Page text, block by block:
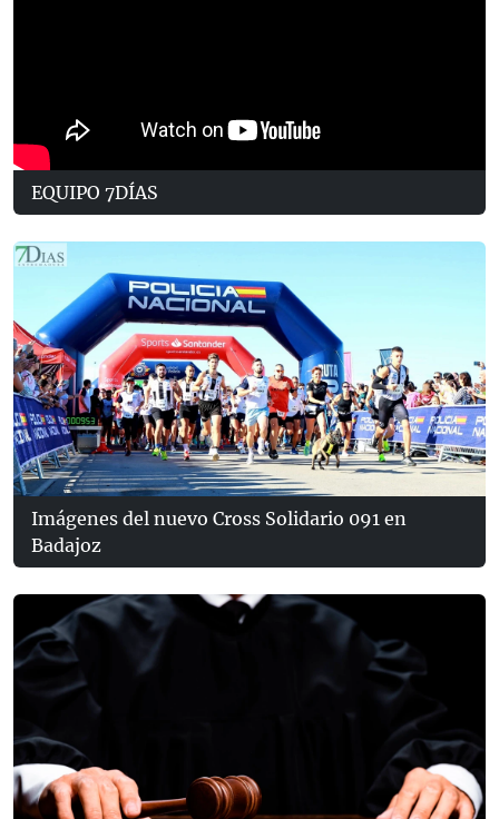
EQUIPO 7DÍAS
Imágenes del nuevo Cross Solidario 091 en
Badajoz